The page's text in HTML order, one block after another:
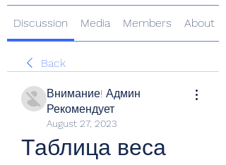
Discussion Media Members About
Back
Внимание! Админ
Рекомендует
August 27, 2023
Таблица веса